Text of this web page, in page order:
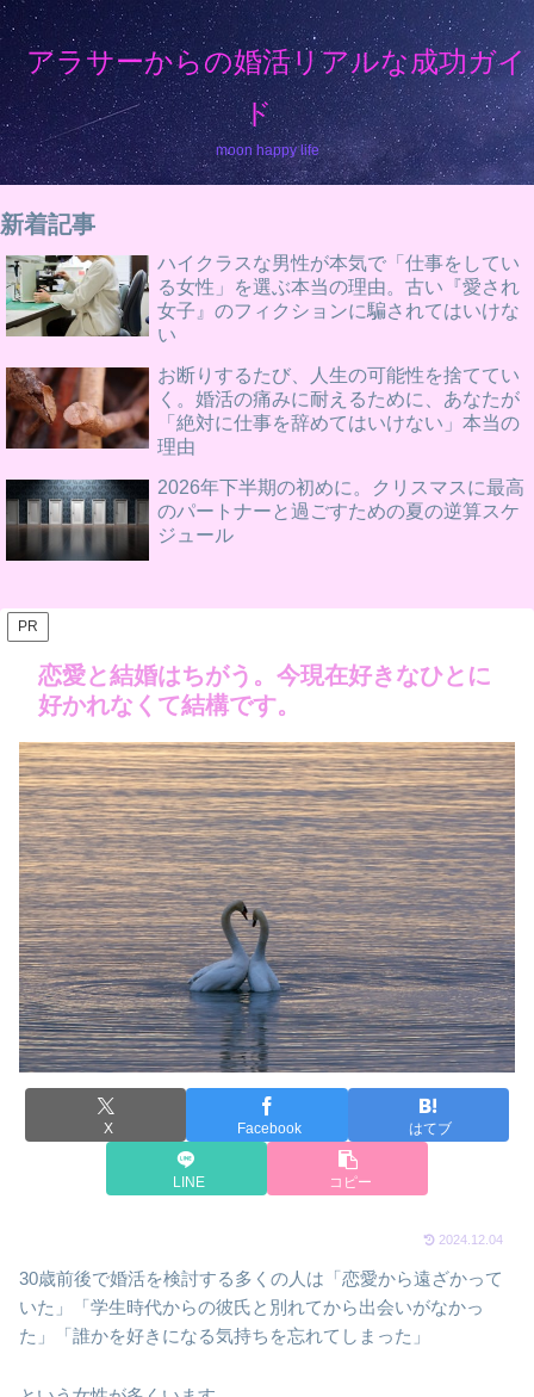
アラサーからの婚活リアルな成功ガイ
ド
moon happy life
新着記事
ハイクラスな男性が本気で「仕事をしてい
る女性」を選ぶ本当の理由。古い『愛され
女子』のフィクションに騙されてはいけな
い
お断りするたび、人生の可能性を捨ててい
く。婚活の痛みに耐えるために、あなたが
「絶対に仕事を辞めてはいけない」本当の
理由
2026年下半期の初めに。クリスマスに最高
のパートナーと過ごすための夏の逆算スケ
ジュール
PR
恋愛と結婚はちがう。今現在好きなひとに
好かれなくて結構です。
X Facebook はてブ
LINE コピー
2024.12.04
30歳前後で婚活を検討する多くの人は「恋愛から遠ざかって
いた」「学生時代からの彼氏と別れてから出会いがなかっ
た」「誰かを好きになる気持ちを忘れてしまった」